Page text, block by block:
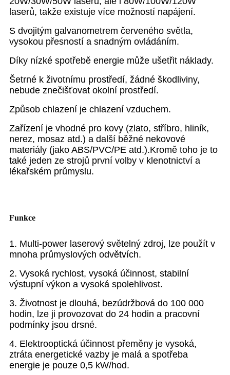
laserů, takže existuje více možností napájení.
S dvojitým galvanometrem červeného světla,
vysokou přesností a snadným ovládáním.
Díky nízké spotřebě energie může ušetřit náklady.
Šetrné k životnímu prostředí, žádné škodliviny,
nebude znečišťovat okolní prostředí.
Způsob chlazení je chlazení vzduchem.
Zařízení je vhodné pro kovy (zlato, stříbro, hliník,
nerez, mosaz atd.) a další běžné nekovové
materiály (jako ABS/PVC/PE atd.).Kromě toho je to
také jeden ze strojů první volby v klenotnictví a
lékařském průmyslu.
Funkce
1. Multi-power laserový světelný zdroj, lze použít v
mnoha průmyslových odvětvích.
2. Vysoká rychlost, vysoká účinnost, stabilní
výstupní výkon a vysoká spolehlivost.
3. Životnost je dlouhá, bezúdržbová do 100 000
hodin, lze ji provozovat do 24 hodin a pracovní
podmínky jsou drsné.
4. Elektrooptická účinnost přeměny je vysoká,
ztráta energetické vazby je malá a spotřeba
energie je pouze 0,5 kW/hod.